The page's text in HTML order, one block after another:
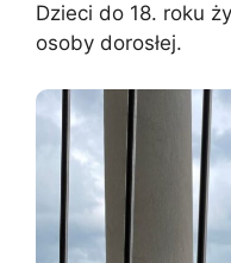
Dzieci do 18. roku
osoby dorosłej.